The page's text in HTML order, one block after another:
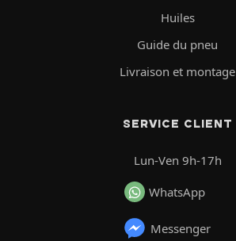
Huiles
Guide du pneu
Livraison et montage
SERVICE CLIENT
Lun-Ven 9h-17h
WhatsApp
Messenger